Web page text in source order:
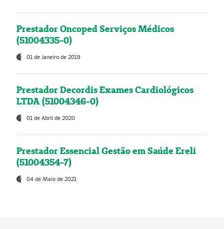
Prestador Oncoped Serviços Médicos
(51004335-0)
01 de Janeiro de 2019
Prestador Decordis Exames Cardiológicos
LTDA (51004346-0)
01 de Abril de 2020
Prestador Essencial Gestão em Saúde Ereli
(51004354-7)
04 de Maio de 2021